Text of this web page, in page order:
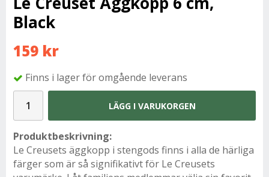
Black
159 kr
Finns i lager för omgående leverans
LÄGG I VARUKORGEN
Produktbeskrivning:
Le Creusets äggkopp i stengods finns i alla de härliga
färger som är så signifikativt för Le Creusets